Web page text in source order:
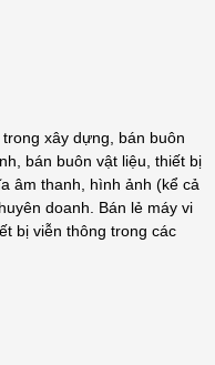
xây dựng, bán buôn
bán buôn vật liệu, thiết bị
âm thanh, hình ảnh (kể cả
doanh. Bán lẻ máy vi
bị viễn thông trong các